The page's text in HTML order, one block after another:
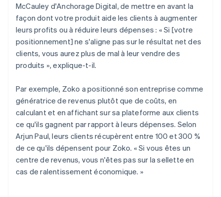
McCauley d'Anchorage Digital, de mettre en avant la
façon dont votre produit aide les clients à augmenter
leurs profits ou à réduire leurs dépenses : « Si [votre
positionnement] ne s'aligne pas sur le résultat net des
clients, vous aurez plus de mal à leur vendre des
produits », explique-t-il.
Par exemple, Zoko a positionné son entreprise comme
génératrice de revenus plutôt que de coûts, en
calculant et en affichant sur sa plateforme aux clients
ce qu'ils gagnent par rapport à leurs dépenses. Selon
Arjun Paul, leurs clients récupèrent entre 100 et 300 %
de ce qu'ils dépensent pour Zoko. « Si vous êtes un
centre de revenus, vous n'êtes pas sur la sellette en
cas de ralentissement économique. »